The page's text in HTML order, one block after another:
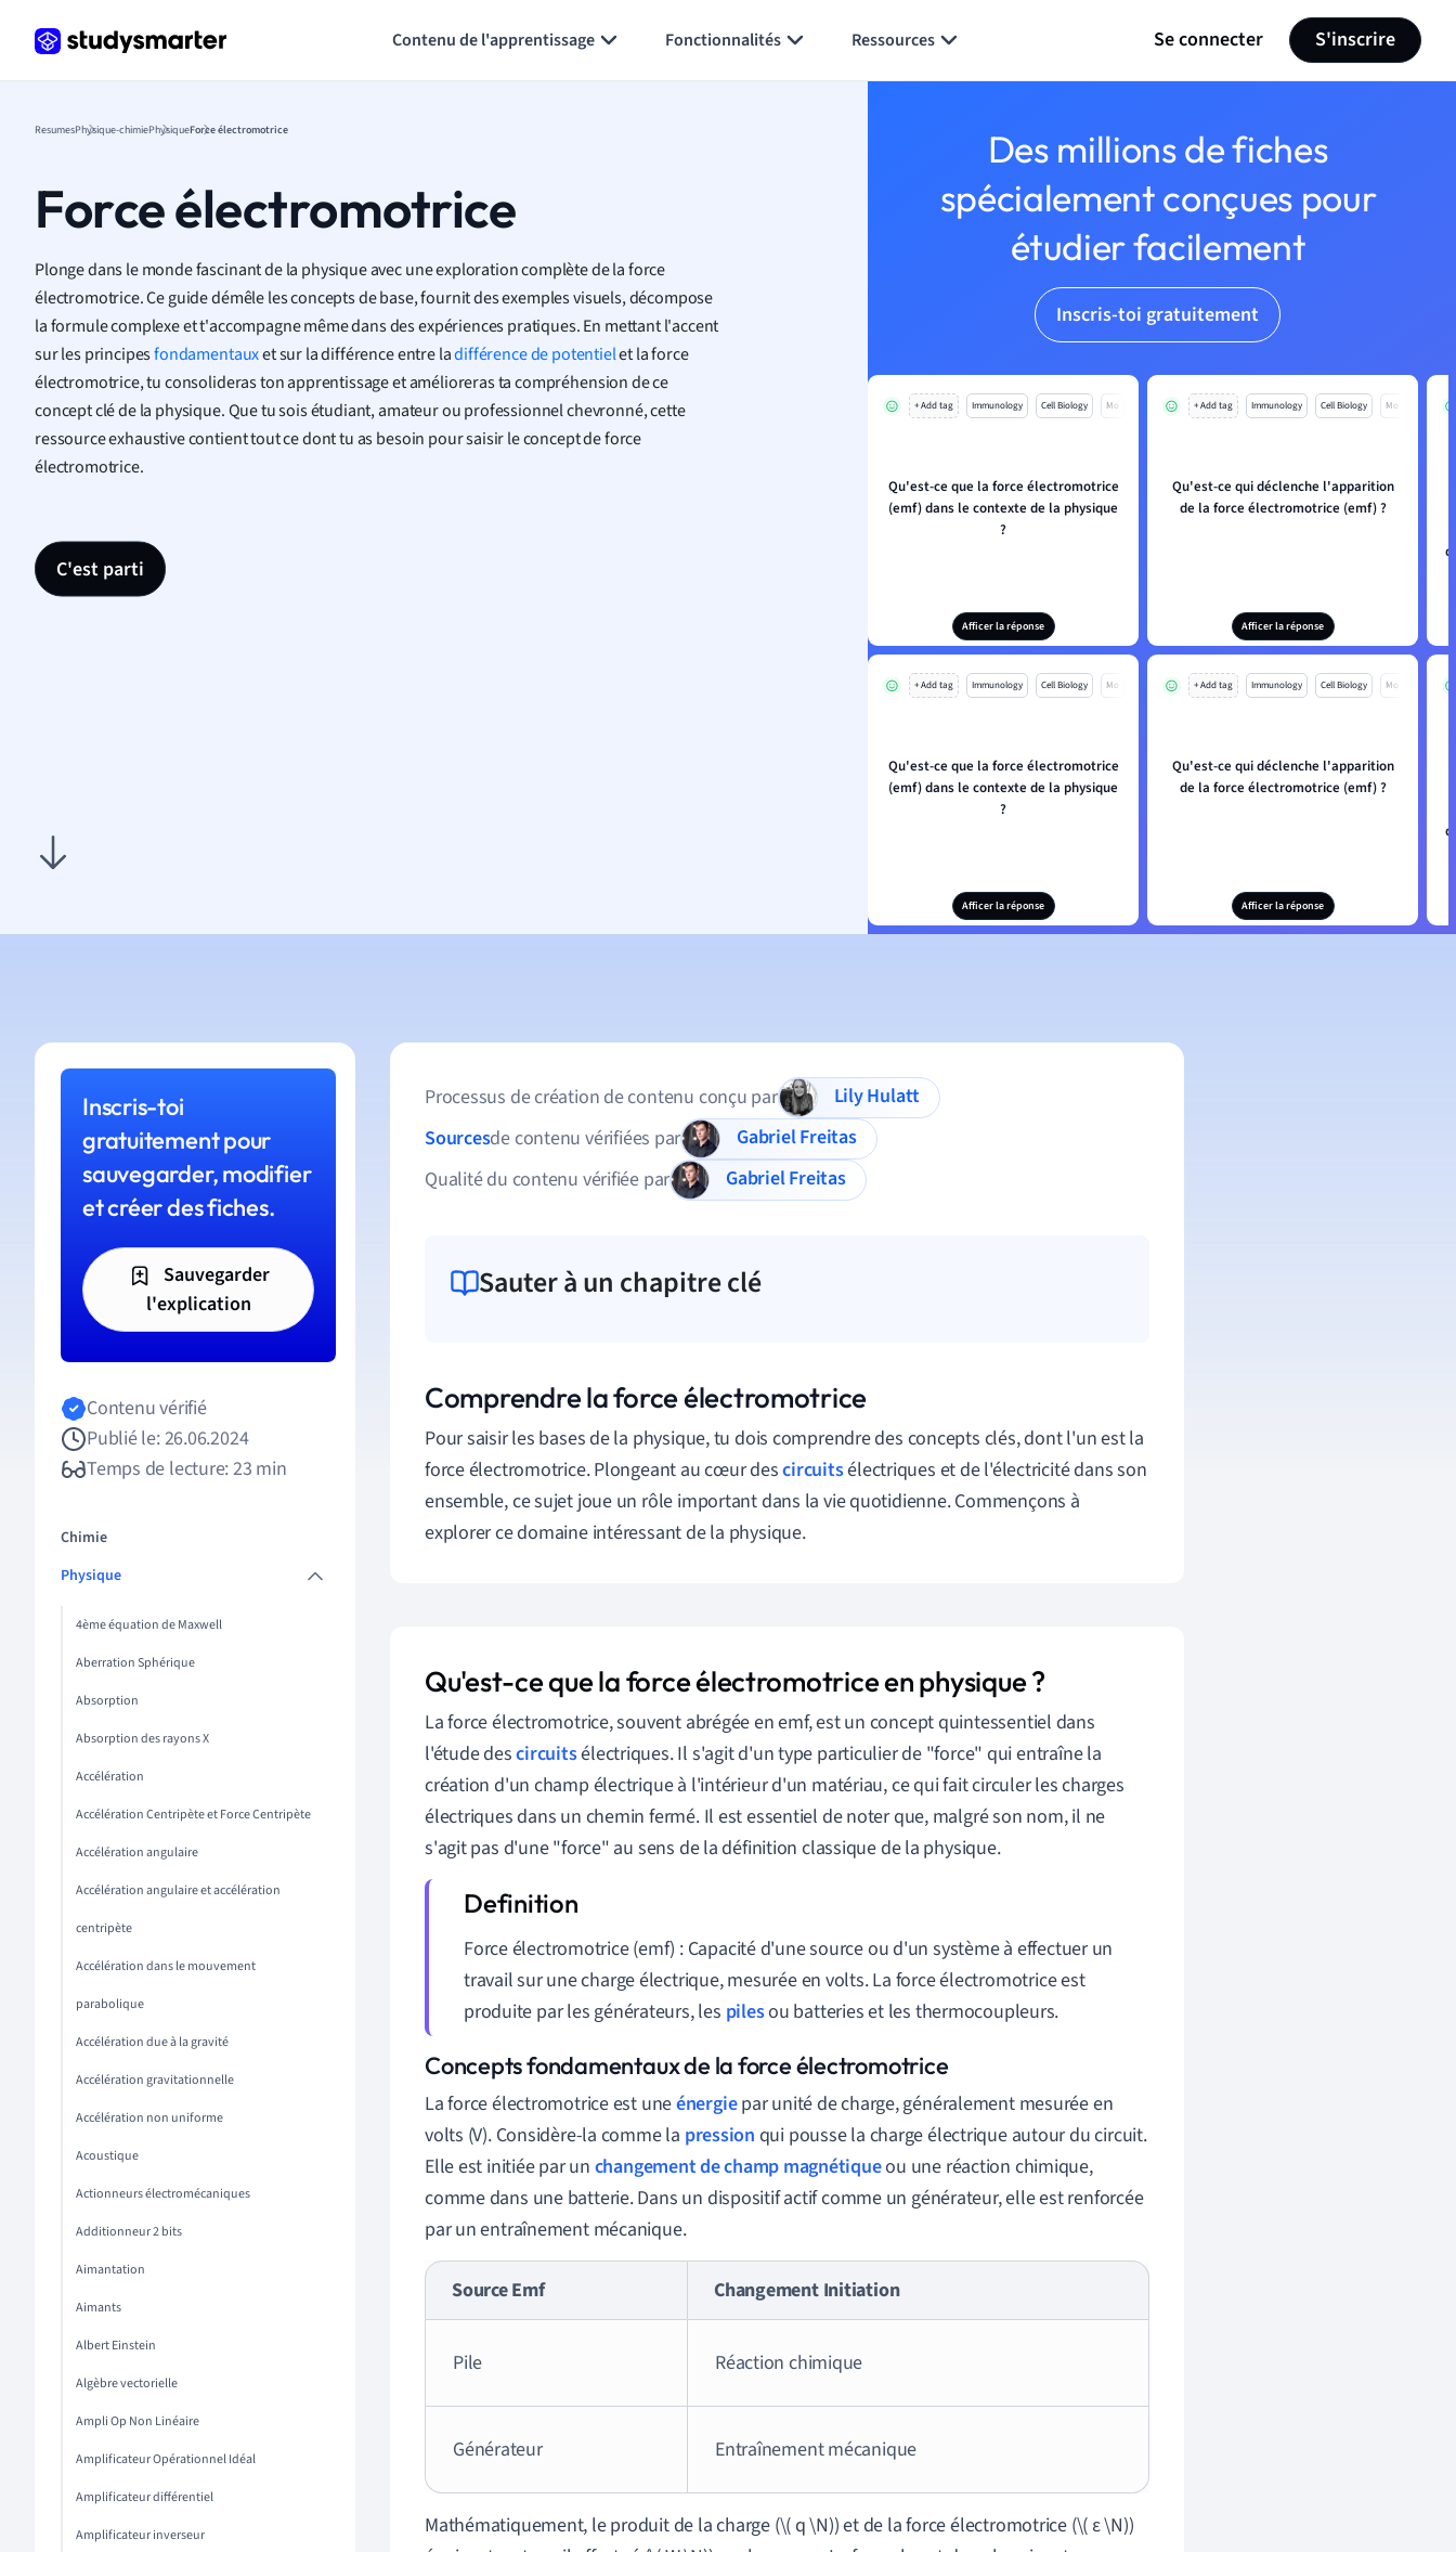
Contenu de l'apprentissage Fonctionnalités Ressources Se connecter S'inscrire
ResumesPhysique-chimiePhysiqueForce électromotrice
Force électromotrice
Plonge dans le monde fascinant de la physique avec une exploration complète de la force
électromotrice. Ce guide démêle les concepts de base, fournit des exemples visuels, décompose
la formule complexe et t'accompagne même dans des expériences pratiques. En mettant l'accent
sur les principesfondamentauxet sur la différence entre ladifférence de potentielet la force
électromotrice, tu consolideras ton apprentissage et amélioreras ta compréhension de ce
concept clé de la physique. Que tu sois étudiant, amateur ou professionnel chevronné, cette
ressource exhaustive contient tout ce dont tu as besoin pour saisir le concept de force
électromotrice.
C'est parti
Des millions de fiches
spécialement conçues pour
étudier facilement
Inscris-toi gratuitement
+ Add tag Immunology Cell Biology Mo
Qu'est-ce que la force électromotrice
(emf) dans le contexte de la physique
?
Afficer la réponse
+ Add tag Immunology Cell Biology Mo
Qu'est-ce qui déclenche l'apparition
de la force électromotrice (emf) ?
Afficer la réponse
+ Add tag Immunology Cell Biology Mo
Qu'est-ce que la force électromotrice
(emf) dans le contexte de la physique
?
Afficer la réponse
+ Add tag Immunology Cell Biology Mo
Qu'est-ce qui déclenche l'apparition
de la force électromotrice (emf) ?
Afficer la réponse
Inscris-toi
gratuitement pour
sauvegarder, modifier
et créer des fiches.
Sauvegarder
l'explication
Contenu vérifié
Publié le: 26.06.2024
Temps de lecture: 23 min
Chimie
Physique
4ème équation de Maxwell
Aberration Sphérique
Absorption
Absorption des rayons X
Accélération
Accélération Centripète et Force Centripète
Accélération angulaire
Accélération angulaire et accélération
centripète
Accélération dans le mouvement
parabolique
Accélération due à la gravité
Accélération gravitationnelle
Accélération non uniforme
Acoustique
Actionneurs électromécaniques
Additionneur 2 bits
Aimantation
Aimants
Albert Einstein
Algèbre vectorielle
Ampli Op Non Linéaire
Amplificateur Opérationnel Idéal
Amplificateur différentiel
Amplificateur inverseur
Processus de création de contenu conçu par
Lily Hulatt
Sourcesde contenu vérifiées par
Gabriel Freitas
Qualité du contenu vérifiée par
Gabriel Freitas
Sauter à un chapitre clé
Comprendre la force électromotrice
Pour saisir les bases de la physique, tu dois comprendre des concepts clés, dont l'un est la
force électromotrice. Plongeant au cœur descircuitsélectriques et de l'électricité dans son
ensemble, ce sujet joue un rôle important dans la vie quotidienne. Commençons à
explorer ce domaine intéressant de la physique.
Qu'est-ce que la force électromotrice en physique ?
La force électromotrice, souvent abrégée en emf, est un concept quintessentiel dans
l'étude descircuitsélectriques. Il s'agit d'un type particulier de "force" qui entraîne la
création d'un champ électrique à l'intérieur d'un matériau, ce qui fait circuler les charges
électriques dans un chemin fermé. Il est essentiel de noter que, malgré son nom, il ne
s'agit pas d'une "force" au sens de la définition classique de la physique.
Force électromotrice (emf) : Capacité d'une source ou d'un système à effectuer un
travail sur une charge électrique, mesurée en volts. La force électromotrice est
produite par les générateurs, les pilesou batteries et les thermocoupleurs.
Concepts fondamentaux de la force électromotrice
La force électromotrice est uneénergiepar unité de charge, généralement mesurée en
volts (V). Considère-la comme la pression qui pousse la charge électrique autour du circuit.
Elle est initiée par un changement de champ magnétiqueou une réaction chimique,
comme dans une batterie. Dans un dispositif actif comme un générateur, elle est renforcée
par un entraînement mécanique.
Source Emf Changement Initiation
Pile Réaction chimique
Générateur Entraînement mécanique
Mathématiquement, le produit de la charge (\( q \N)) et de la force électromotrice (\( ε \N))